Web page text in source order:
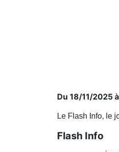
Du 18/11/2025
Le Flash Info, le
Flash Info